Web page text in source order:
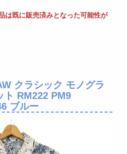
は既に販売済みとなった可能性が
クラシック モノグラ
ト RM222 PM9
ブルー